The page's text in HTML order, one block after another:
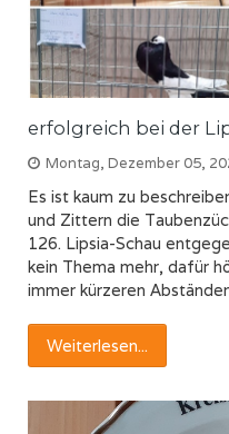
erfolgreich bei der
Montag, Dezember 05,
Es ist kaum zu
und Zittern die
126. Lipsia-Schau
kein Thema mehr, dafür
immer kürzeren
Weiterlesen...